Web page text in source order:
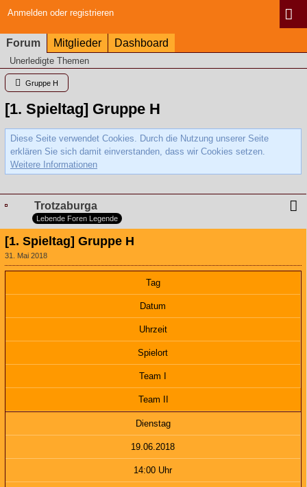
Anmelden oder registrieren
Forum Mitglieder Dashboard
Unerledigte Themen
Gruppe H
[1. Spieltag] Gruppe H
Diese Seite verwendet Cookies. Durch die Nutzung unserer Seite
erklären Sie sich damit einverstanden, dass wir Cookies setzen.
Weitere Informationen
Trotzaburga
Lebende Foren Legende
[1. Spieltag] Gruppe H
31. Mai 2018
Tag
Datum
Uhrzeit
Spielort
Team I
Team II
Dienstag
19.06.2018
14:00 Uhr